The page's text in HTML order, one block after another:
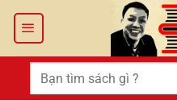
Tìm
kiếm: